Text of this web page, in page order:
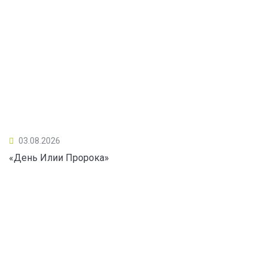
03.08.2026
«День Илии Пророка»